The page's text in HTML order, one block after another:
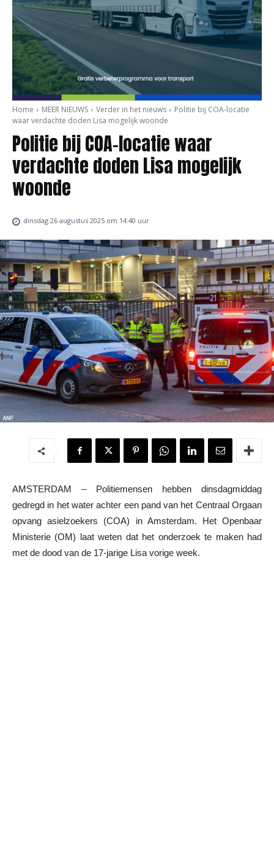
Home MEER NIEUWS Verder in het nieuws
Politie bij COA-locatie
waar verdachte doden Lisa mogelijk woonde
Politie bij COA-locatie waar
verdachte doden Lisa mogelijk
woonde
dinsdag 26 augustus 2025 om 14:40 uur
AMSTERDAM – Politiemensen hebben dinsdagmiddag
gedregd in het water achter een pand van het Centraal Orgaan
opvang asielzoekers (COA) in Amsterdam. Het Openbaar
Ministerie (OM) laat weten dat het onderzoek te maken had
met de dood van de 17-jarige Lisa vorige week.